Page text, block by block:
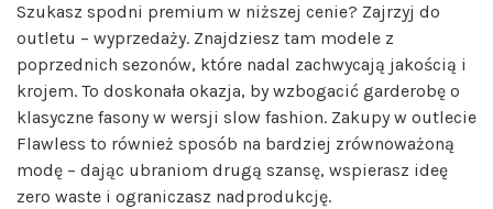
Szukasz spodni premium w niższej cenie? Zajrzyj do
outletu – wyprzedaży. Znajdziesz tam modele z
poprzednich sezonów, które nadal zachwycają jakością i
krojem. To doskonała okazja, by wzbogacić garderobę o
klasyczne fasony w wersji slow fashion. Zakupy w outlecie
Flawless to również sposób na bardziej zrównoważoną
modę – dając ubraniom drugą szansę, wspierasz ideę
zero waste i ograniczasz nadprodukcję.